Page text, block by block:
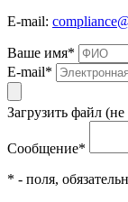
E-mail:
Ваше имя*
E-mail*
Загрузить файл
Сообщение*
* - поля,